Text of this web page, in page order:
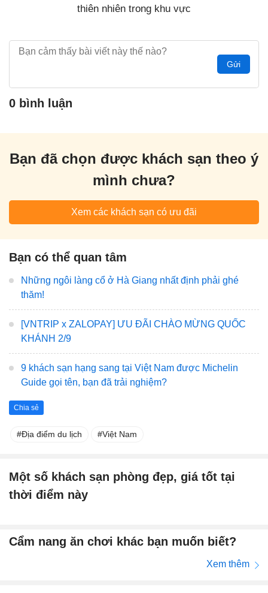
thiên nhiên trong khu vực
Gửi
0 bình luận
Bạn đã chọn được khách sạn theo ý
mình chưa?
Xem các khách sạn có ưu đãi
Bạn có thể quan tâm
Những ngôi làng cổ ở Hà Giang nhất định phải ghé
thăm!
[VNTRIP x ZALOPAY] ƯU ĐÃI CHÀO MỪNG QUỐC
KHÁNH 2/9
9 khách sạn hạng sang tại Việt Nam được Michelin
Guide gọi tên, bạn đã trải nghiệm?
Chia sẻ
Địa điểm du lịch Việt Nam
Một số khách sạn phòng đẹp, giá tốt tại
thời điểm này
Cẩm nang ăn chơi khác bạn muốn biết?
Xem thêm